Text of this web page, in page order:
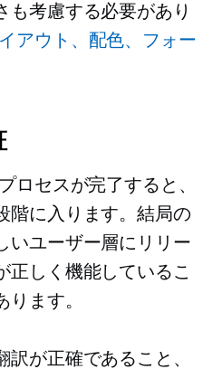
も考慮する必要があり
アウト、配色、フォー
ロセスが完了すると、
階に入ります。結局の
いユーザー層にリリー
正しく機能しているこ
ます。
が正確であること、